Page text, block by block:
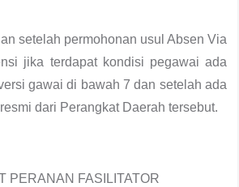
setelah permohonan usul Absen Via
jika terdapat kondisi pegawai ada
gawai di bawah 7 dan setelah ada
dari Perangkat Daerah tersebut.
PERANAN FASILITATOR